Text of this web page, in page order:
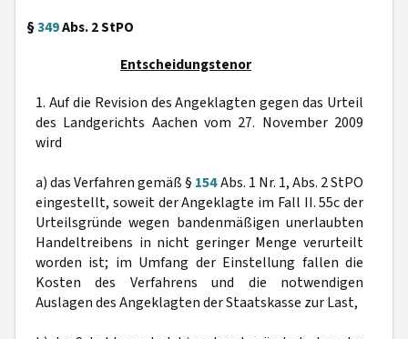
§349Abs. 2 StPO
Entscheidungstenor
1. Auf die Revision des Angeklagten gegen das Urteil
des Landgerichts Aachen vom 27. November 2009
wird
a) das Verfahren gemäß § 154Abs. 1 Nr. 1, Abs. 2 StPO
eingestellt, soweit der Angeklagte im Fall II. 55c der
Urteilsgründe wegen bandenmäßigen unerlaubten
Handeltreibens in nicht geringer Menge verurteilt
worden ist; im Umfang der Einstellung fallen die
Kosten des Verfahrens und die notwendigen
Auslagen des Angeklagten der Staatskasse zur Last,